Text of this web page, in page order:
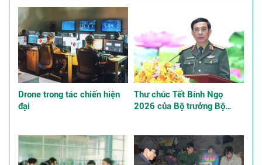
Drone trong tác chiến hiện
đại
Thư chúc Tết Bính Ngọ
2026 của Bộ trưởng Bộ